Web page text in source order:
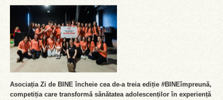
Asociația Zi de BINE încheie cea de-a treia ediție #BINEîmpreună,
competiția care transformă sănătatea adolescenților în experiență